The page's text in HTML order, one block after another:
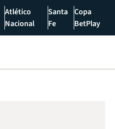
Atlético
Nacional
Santa
Fe
Copa
BetPlay